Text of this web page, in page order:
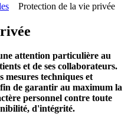
Protection de la vie privée
attention particulière au
et de ses collaborateurs.
mesures techniques et
de garantir au maximum la
personnel contre toute
d'intégrité.